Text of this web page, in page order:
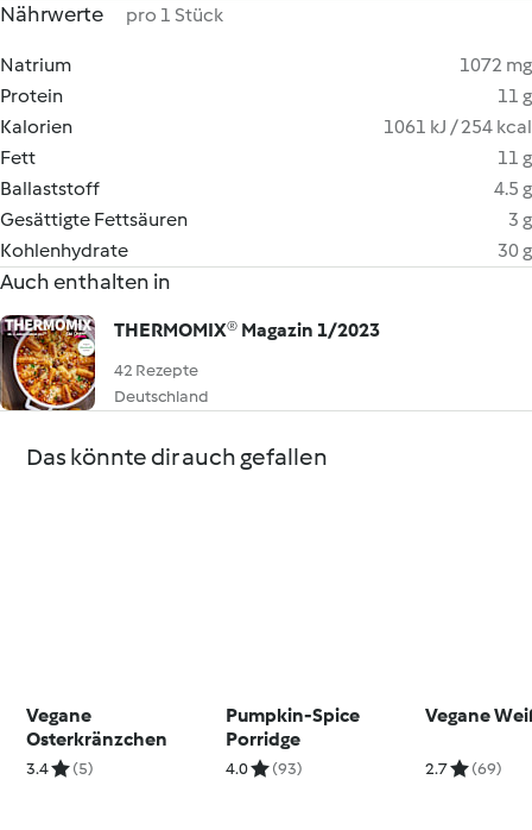
Nährwerte pro 1 Stück
Natrium
1072 mg
Protein
11 g
Kalorien
1061 kJ / 254 kcal
Fett
11 g
Ballaststoff
4.5 g
Gesättigte Fettsäuren
3 g
Kohlenhydrate
30 g
Auch enthalten in
THERMOMIX® Magazin 1/2023
42 Rezepte
Deutschland
Das könnte dir auch gefallen
Vegane
Osterkränzchen
3.4 (5)
Pumpkin-Spice
Porridge
4.0 (93)
Vegane
2.7 (69)